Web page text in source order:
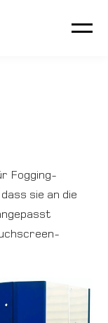
Fogging-
sie an die